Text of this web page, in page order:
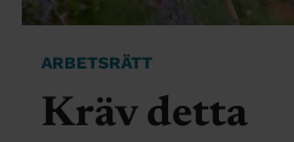
ARBETSRÄTT
Kräv detta